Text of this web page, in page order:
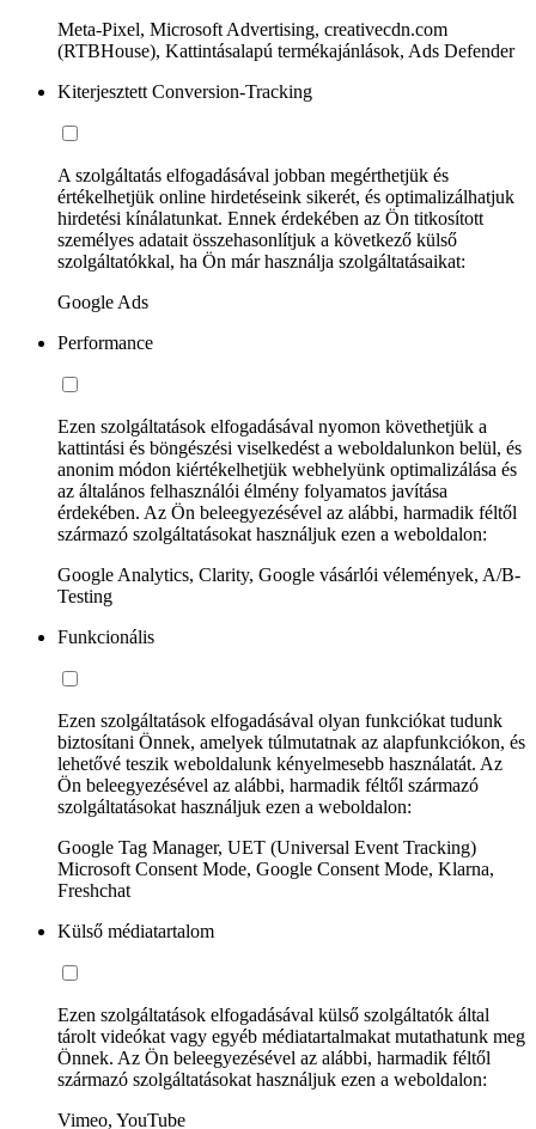
Meta-Pixel, Microsoft Advertising, creativecdn.com
(RTBHouse), Kattintásalapú termékajánlások, Ads Defender
Kiterjesztett Conversion-Tracking
A szolgáltatás elfogadásával jobban megérthetjük és
értékelhetjük online hirdetéseink sikerét, és optimalizálhatjuk
hirdetési kínálatunkat. Ennek érdekében az Ön titkosított
személyes adatait összehasonlítjuk a következő külső
szolgáltatókkal, ha Ön már használja szolgáltatásaikat:
Google Ads
Performance
Ezen szolgáltatások elfogadásával nyomon követhetjük a
kattintási és böngészési viselkedést a weboldalunkon belül, és
anonim módon kiértékelhetjük webhelyünk optimalizálása és
az általános felhasználói élmény folyamatos javítása
érdekében. Az Ön beleegyezésével az alábbi, harmadik féltől
származó szolgáltatásokat használjuk ezen a weboldalon:
Google Analytics, Clarity, Google vásárlói vélemények, A/B-
Testing
Funkcionális
Ezen szolgáltatások elfogadásával olyan funkciókat tudunk
biztosítani Önnek, amelyek túlmutatnak az alapfunkciókon, és
lehetővé teszik weboldalunk kényelmesebb használatát. Az
Ön beleegyezésével az alábbi, harmadik féltől származó
szolgáltatásokat használjuk ezen a weboldalon:
Google Tag Manager, UET (Universal Event Tracking)
Microsoft Consent Mode, Google Consent Mode, Klarna,
Freshchat
Külső médiatartalom
Ezen szolgáltatások elfogadásával külső szolgáltatók által
tárolt videókat vagy egyéb médiatartalmakat mutathatunk meg
Önnek. Az Ön beleegyezésével az alábbi, harmadik féltől
származó szolgáltatásokat használjuk ezen a weboldalon:
Vimeo, YouTube